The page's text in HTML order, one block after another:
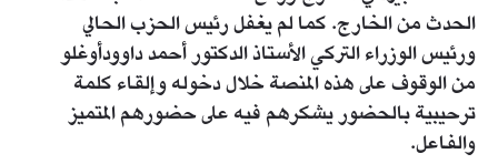
الحدث من الخارج. كما لم يغفل رئيس الحزب الحالي
ورئيس الوزراء التركي الأستاذ الدكتور أحمد داوودأوغلو
من الوقوف على هذه المنصة خلال دخوله وإلقاء كلمة
ترحيبية بالحضور يشكرهم فيه على حضورهم المتميز
والفاعل.